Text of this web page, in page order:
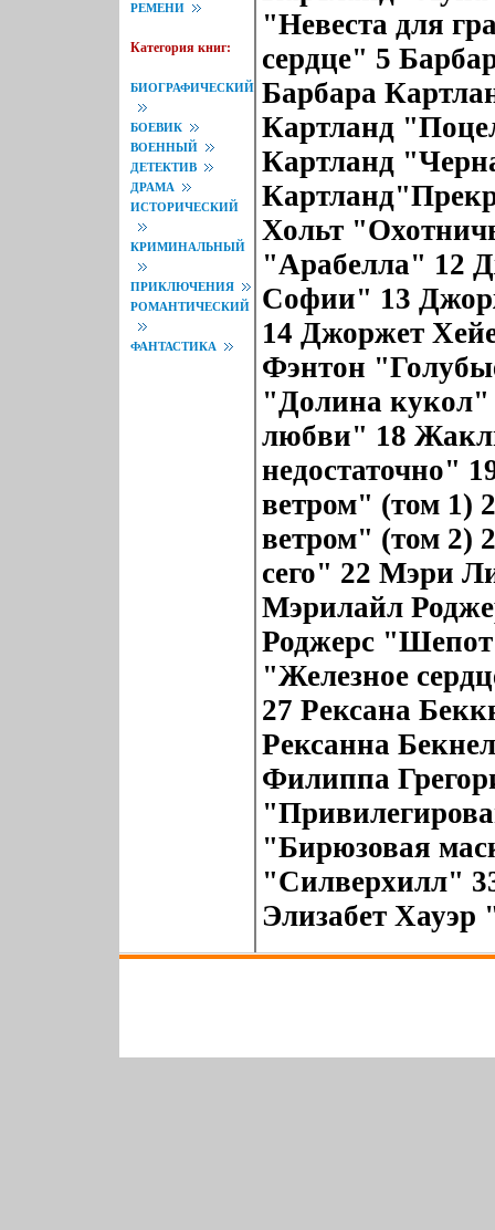
РЕМЕНИ
Категория книг:
БИОГРАФИЧЕСКИЙ
БОЕВИК
ВОЕННЫЙ
ДЕТЕКТИВ
ДРАМА
ИСТОРИЧЕСКИЙ
КРИМИНАЛЬНЫЙ
ПРИКЛЮЧЕНИЯ
РОМАНТИЧЕСКИЙ
ФАНТАСТИКА
"Невеста для
сердце" 5
Барбара
Картланд
Картланд
Хольт
"Арабелла" 12
Софии" 13
14 Джоржет
Фэнтон
"Долина
любви" 18
недостаточно"
ветром" (том 1)
ветром" (том
сего" 22 Мэри
Мэрилайл
Роджерс
"Железное
27 Рексана
Рексанна
Филиппа
"Бирюзовая
"Силверхилл"
Элизабет